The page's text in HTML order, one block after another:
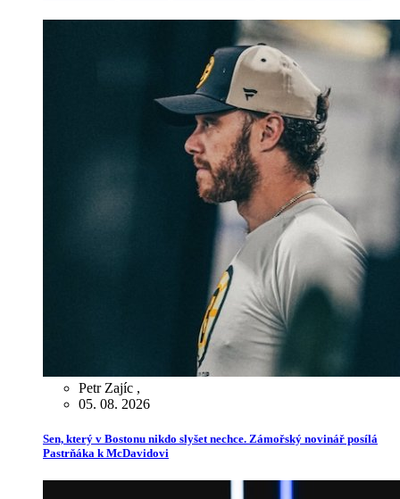
Petr Zajíc ,
05. 08. 2026
Sen, který v Bostonu nikdo slyšet nechce. Zámořský novinář posílá
Pastrňáka k McDavidovi